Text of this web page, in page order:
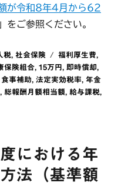
が令和8年4月から62
」をご参照ください。
税,社会保険
タ
グ
福利厚生費,
保険組合,15万円,即時償却,
食事補助,法定実効税率,年金
, 総報酬月額相当額,給与課税,
における年
法（基準額